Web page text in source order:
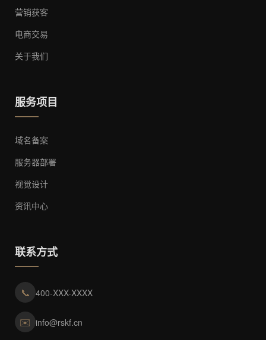
营销获客
电商交易
关于我们
服务项目
域名备案
服务器部署
视觉设计
资讯中心
联系方式
📞 400-XXX-XXXX
✉️ info@rskf.cn